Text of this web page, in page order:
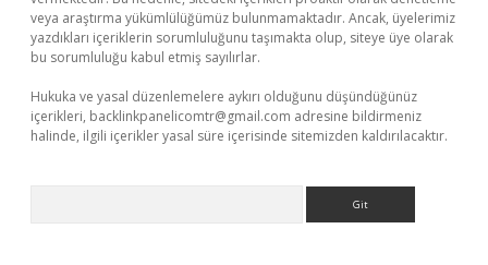
veya araştırma yükümlülüğümüz bulunmamaktadır. Ancak, üyelerimiz
yazdıkları içeriklerin sorumluluğunu taşımakta olup, siteye üye olarak
bu sorumluluğu kabul etmiş sayılırlar.
Hukuka ve yasal düzenlemelere aykırı olduğunu düşündüğünüz
içerikleri, backlinkpanelicomtr@gmail.com adresine bildirmeniz
halinde, ilgili içerikler yasal süre içerisinde sitemizden kaldırılacaktır.